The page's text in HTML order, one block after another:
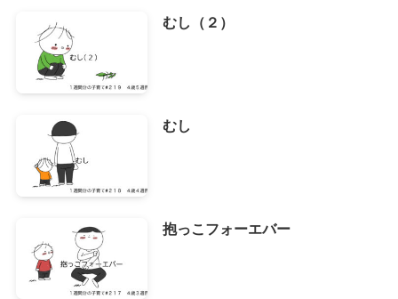
むし（２）
むし
抱っこフォーエバー